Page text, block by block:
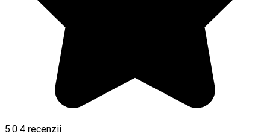
5.0 4 recenzii